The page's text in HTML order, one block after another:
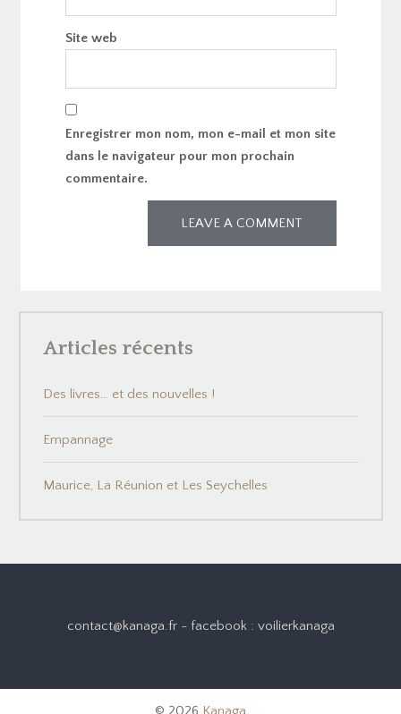
Site web
Enregistrer mon nom, mon e-mail et mon site
dans le navigateur pour mon prochain
commentaire.
Articles récents
Des livres… et des nouvelles !
Empannage
Maurice, La Réunion et Les Seychelles
contact@kanaga.fr - facebook : voilierkanaga
© 2026 Kanaga